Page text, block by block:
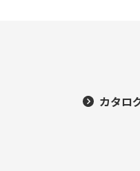
カタロ